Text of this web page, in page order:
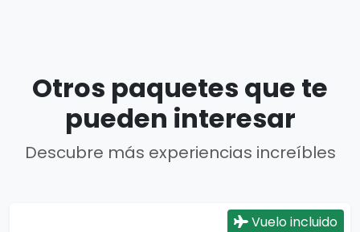
Otros paquetes que te
pueden interesar
Descubre más experiencias increíbles
Vuelo incluido